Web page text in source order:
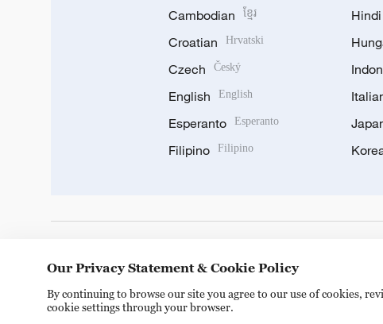
Cambodian ខ្មែរ
Croatian Hrvatski
Czech Český
English English
Esperanto Esperanto
Filipino Filipino
Hindi
Our Privacy Statement & Cookie Policy
By continuing to browse our site you agree to our use of cookies,
cookie settings through your browser.